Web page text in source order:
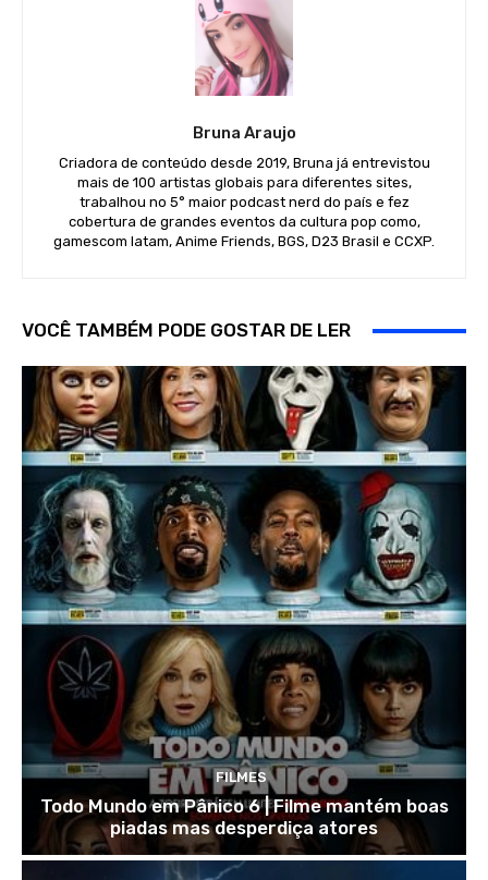
Bruna Araujo
Criadora de conteúdo desde 2019, Bruna já entrevistou
mais de 100 artistas globais para diferentes sites,
trabalhou no 5° maior podcast nerd do país e fez
cobertura de grandes eventos da cultura pop como,
gamescom latam, Anime Friends, BGS, D23 Brasil e CCXP.
VOCÊ TAMBÉM PODE GOSTAR DE LER
FILMES
Todo Mundo em Pânico 6 | Filme mantém boas
piadas mas desperdiça atores